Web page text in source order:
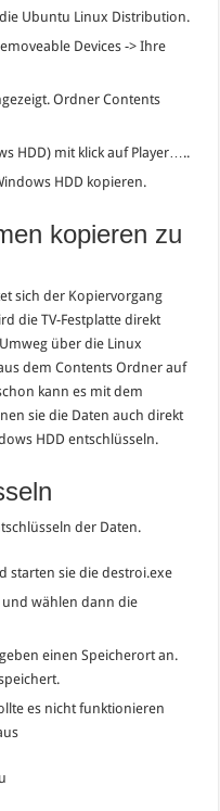
Ubuntu Linux Distribution.
Devices -> Ihre
Ordner Contents
HDD) mit klick auf Player…..
HDD kopieren.
kopieren zu
sich der Kopiervorgang
die TV-Festplatte direkt
über die Linux
dem Contents Ordner auf
kann es mit dem
sie die Daten auch direkt
HDD entschlüsseln.
der Daten.
starten sie die destroi.exe
wählen dann die
einen Speicherort an.
es nicht funktionieren